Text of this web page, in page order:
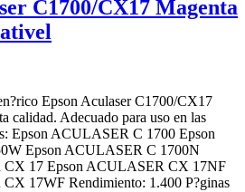
C1700/CX17 Magenta
Epson Aculaser C1700/CX17
calidad. Adecuado para uso en las
Epson ACULASER C 1700 Epson
Epson ACULASER C 1700N
17 Epson ACULASER CX 17NF
17WF Rendimiento: 1.400 P?ginas